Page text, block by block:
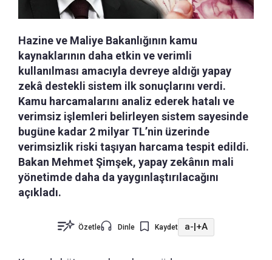
Hazine ve Maliye Bakanlığının kamu
kaynaklarının daha etkin ve verimli
kullanılması amacıyla devreye aldığı yapay
zekâ destekli sistem ilk sonuçlarını verdi.
Kamu harcamalarını analiz ederek hatalı ve
verimsiz işlemleri belirleyen sistem sayesinde
bugüne kadar 2 milyar TL’nin üzerinde
verimsizlik riski taşıyan harcama tespit edildi.
Bakan Mehmet Şimşek, yapay zekânın mali
yönetimde daha da yaygınlaştırılacağını
açıkladı.
Özetle Dinle Kaydet a- +A